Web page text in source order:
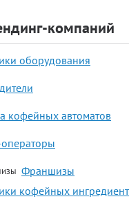
компаний
оборудования
кофейных автоматов
Франшизы
кофейных